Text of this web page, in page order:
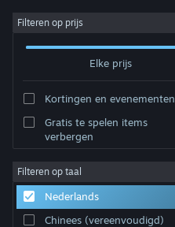
Inloggen
Community
Over
Ondersteuning
Filteren op prijs
Elke prijs
Kortingen en evenementen
Gratis te spelen items
verbergen
Filteren op taal
Nederlands
Chinees (vereenvoudigd)
Ontwikkelaar: Feral interactive (Linux)
Sorteren op Relevantie